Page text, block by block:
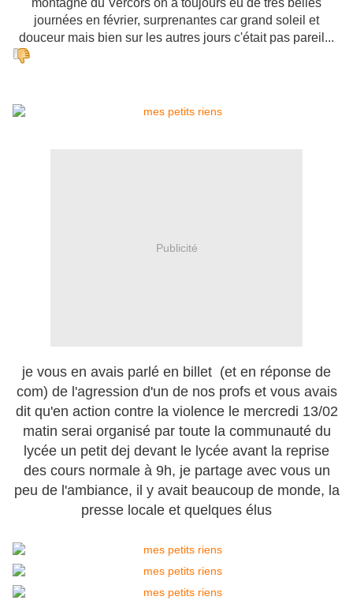
montagne du Vercors on a toujours eu de très belles
journées en février, surprenantes car grand soleil et
douceur mais bien sur les autres jours c'était pas pareil...
Publicité
je vous en avais parlé en billet (et en réponse de
com) de l'agression d'un de nos profs et vous avais
dit qu'en action contre la violence le mercredi 13/02
matin serai organisé par toute la communauté du
lycée un petit dej devant le lycée avant la reprise
des cours normale à 9h, je partage avec vous un
peu de l'ambiance, il y avait beaucoup de monde, la
presse locale et quelques élus